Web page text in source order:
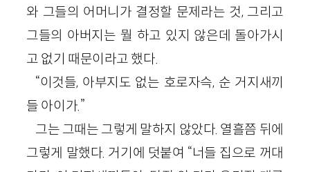
와 그들의 어머니가 결정할 문제라는 것, 그리고
그들의 아버지는 뭘 하고 있지 않은데 돌아가시
고 없기 때문이라고 했다.
“이것들, 아부지도 없는 호로자슥, 순 거지새끼
들 아이가.”
그는 그때는 그렇게 말하지 않았다. 열흘쯤 뒤에
그렇게 말했다. 거기에 덧붙여 “너들 집으로 꺼대